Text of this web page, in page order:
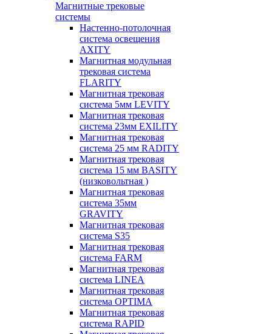
Магнитные трековые
системы
Настенно-потолочная
система освещения
AXITY
Магнитная модульная
трековая система
FLARITY
Магнитная трековая
система 5мм LEVITY
Магнитная трековая
система 23мм EXILITY
Магнитная трековая
система 25 мм RADITY
Магнитная трековая
система 15 мм BASITY
(низковольтная )
Магнитная трековая
система 35мм
GRAVITY
Магнитная трековая
система S35
Магнитная трековая
система FARM
Магнитная трековая
система LINEA
Магнитная трековая
система OPTIMA
Магнитная трековая
система RAPID